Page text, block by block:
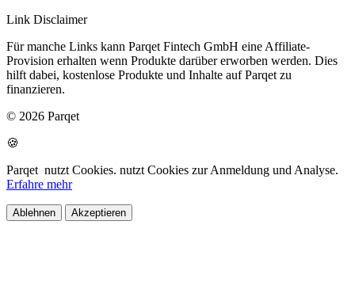
Link Disclaimer
Für manche Links kann Parqet Fintech GmbH eine Affiliate-
Provision erhalten wenn Produkte darüber erworben werden. Dies
hilft dabei, kostenlose Produkte und Inhalte auf Parqet zu
finanzieren.
© 2026 Parqet
🍪
Parqet nutzt Cookies. nutzt Cookies zur Anmeldung und Analyse.
Erfahre mehr
Ablehnen Akzeptieren